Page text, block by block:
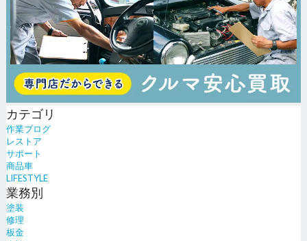
カテゴリ
作業ブログ
レストア
サポート
商品車
LIFESTYLE
業務別
塗装
修理
板金